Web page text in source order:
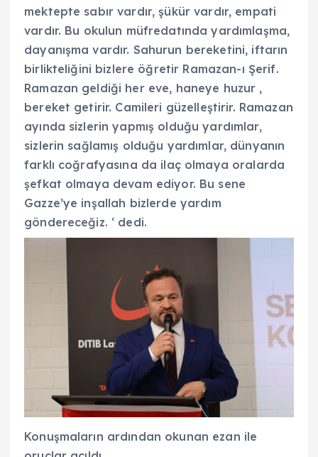
mektepte sabır vardır, şükür vardır, empati
vardır. Bu okulun müfredatında yardımlaşma,
dayanışma vardır. Sahurun bereketini, iftarın
birlikteliğini bizlere öğretir Ramazan-ı Şerif.
Ramazan geldiği her eve, haneye huzur ,
bereket getirir. Camileri güzelleştirir. Ramazan
ayında sizlerin yapmış olduğu yardımlar,
sizlerin sağlamış olduğu yardımlar, dünyanın
farklı coğrafyasına da ilaç olmaya oralarda
şefkat olmaya devam ediyor. Bu sene
Gazze’ye inşallah bizlerde yardım
göndereceğiz. ‘ dedi.
Konuşmaların ardından okunan ezan ile